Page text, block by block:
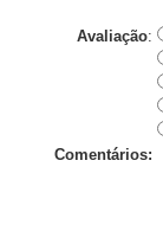
Avaliação:
Comentários: